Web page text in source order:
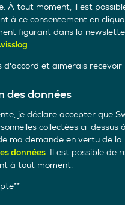
À tout moment, il est
à ce consentement en
figurant dans la
.
d'accord et aimerais recevoir
des données
je déclare accepter que
collectées ci-dessus
ma demande en vertu de la
données. Il est possible de
à tout moment.